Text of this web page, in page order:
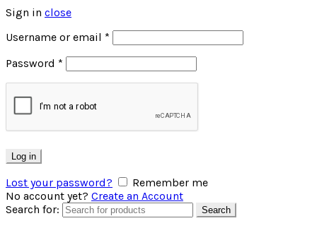
Sign in close
Username or email *
Password *
Log in
Lost your password?
Remember me
No account yet? Create an Account
Search for:
Search